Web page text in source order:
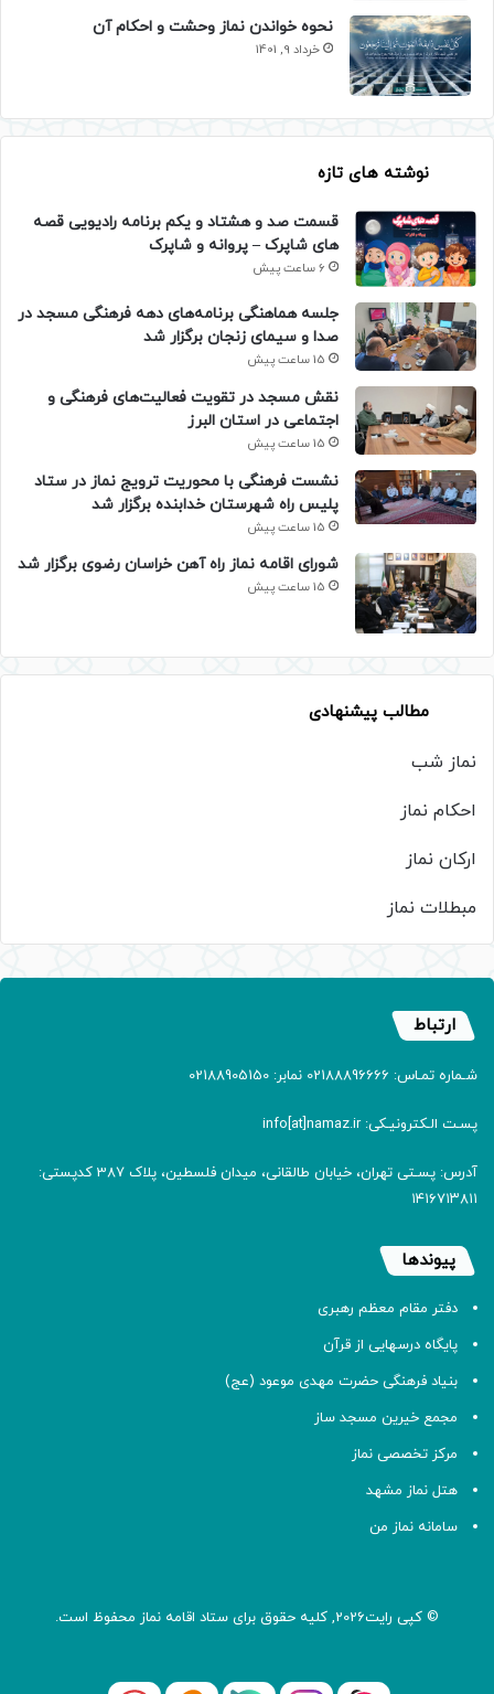
نحوه خواندن نماز وحشت و احکام آن
خرداد 9, 1401
نوشته های تازه
قسمت صد و هشتاد و یکم برنامه رادیویی قصه
های شاپرک – پروانه و شاپرک
6 ساعت پیش
جلسه هماهنگی برنامه‌های دهه فرهنگی مسجد در
صدا و سیمای زنجان برگزار شد
15 ساعت پیش
نقش مسجد در تقویت فعالیت‌های فرهنگی و
اجتماعی در استان البرز
15 ساعت پیش
نشست فرهنگی با محوریت ترویج نماز در ستاد
پلیس راه شهرستان خدابنده برگزار شد
15 ساعت پیش
شورای اقامه نماز راه آهن خراسان رضوی برگزار شد
15 ساعت پیش
مطالب پیشنهادی
نماز شب
احکام نماز
ارکان نماز
مبطلات نماز
ارتباط
شـماره تمـاس: 02188896666 نمابر: 02188905150
پسـت الـکترونیـکی: info[at]namaz.ir
آدرس: پسـتی تهران، خیابان طالقانی، میدان فلسطین، پلاک 387 کدپستی:
۱۴۱۶۷۱۳۸۱۱
پیوندها
دفتر مقام معظم رهبری
پایگاه درسهایی از قرآن
بنیاد فرهنگی حضرت مهدی موعود (عج)
مجمع خیرین مسجد ساز
مرکز تخصصی نماز
هتل نماز مشهد
سامانه نماز من
© کپی رایت2026, کلیه حقوق برای ستاد اقامه نماز محفوظ است.